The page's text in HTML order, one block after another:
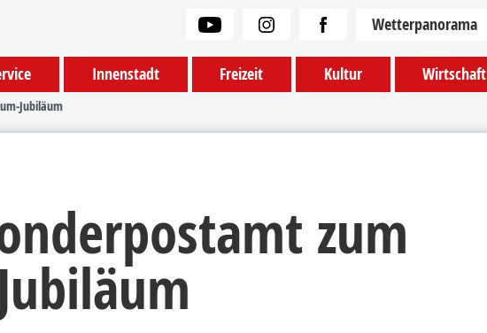
Innenstadt Freizeit Kultur Wirtschaft
Wetterpanorama
Jubiläum
zum